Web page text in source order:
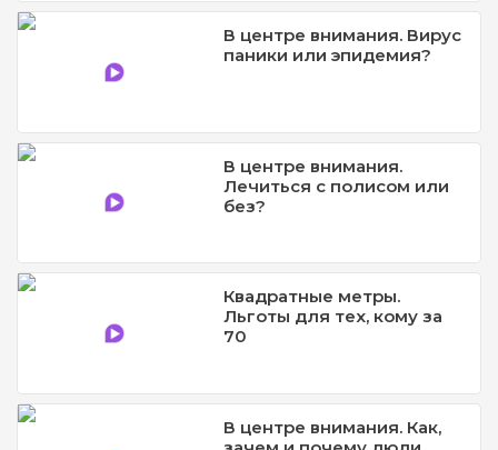
В центре внимания. Вирус
паники или эпидемия?
В центре внимания.
Лечиться с полисом или
без?
Квадратные метры.
Льготы для тех, кому за
70
В центре внимания. Как,